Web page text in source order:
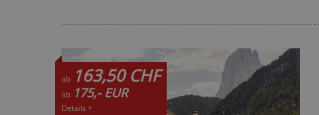
ab 163,50 CHF
ab 175,- EUR
Details +